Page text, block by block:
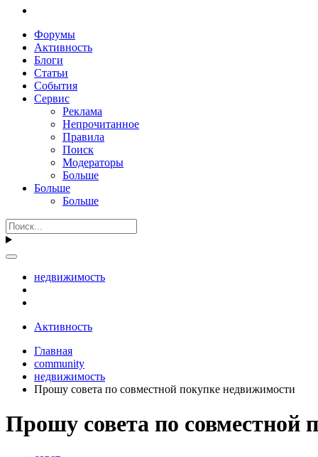
Форумы
Активность
Блоги
Статьи
События
Сервис
Реклама
Непрочитанное
Правила
Поиск
Модераторы
Больше
Больше
Больше
недвижимость
Активность
Главная
community
недвижимость
Прошу совета по совместной покупке недвижимости
Прошу совета по совместной